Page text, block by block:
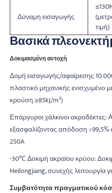
Δύναμη εισαγωγής
τιμή)
Βασικά
Δοκιμασμένη αντοχή
Δομή εισαγωγής/αφαίρεσης
πλαστικό μηχανικής ενισχυμένο
κρούση ≥85kJ/m²)
Επάργυροι χάλκινοι
εξασφαλίζοντας απόδοση
250A
-30℃ Δοκιμή ακραίου κρύου:
Heilongjiang, συνεχής λειτουργία
Συμβατότητα πραγματικού